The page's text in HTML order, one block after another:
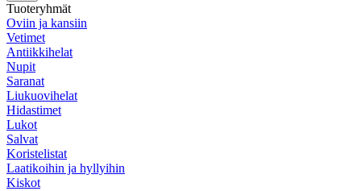
Tuoteryhmät
Oviin ja kansiin
Vetimet
Antiikkihelat
Nupit
Saranat
Liukuovihelat
Hidastimet
Lukot
Salvat
Koristelistat
Laatikoihin ja hyllyihin
Kiskot